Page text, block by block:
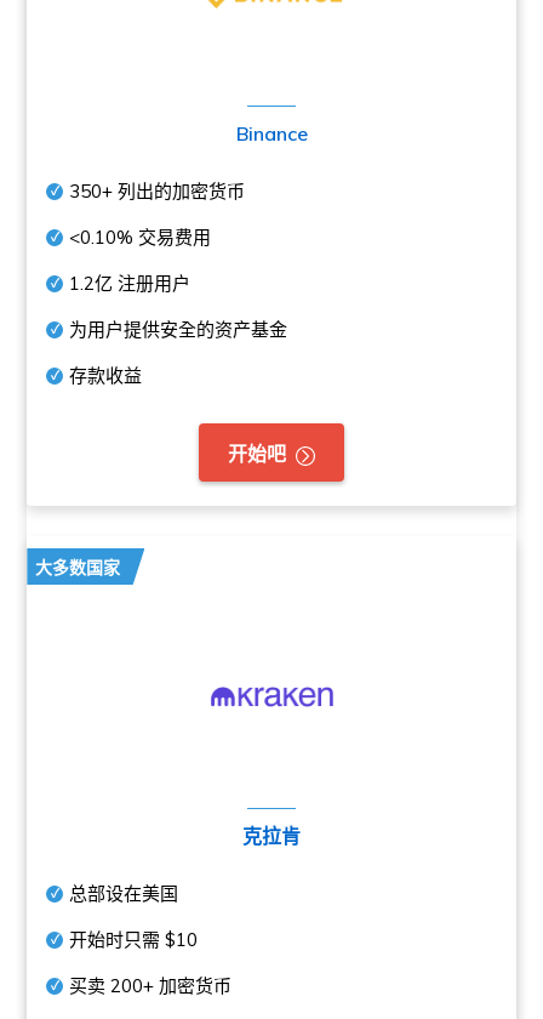
Binance
350+ 列出的加密货币
<0.10% 交易费用
1.2亿 注册用户
为用户提供安全的资产基金
存款收益
开始吧
大多数国家
克拉肯
总部设在美国
开始时只需$10
买卖200+ 加密货币